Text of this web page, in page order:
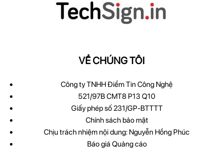
VỀ CHÚNG TÔI
Công ty TNHH Điểm Tin Công Nghệ
521/97B CMT8 P13 Q10
Giấy phép số 231/GP-BTTTT
Chính sách bảo mật
Chịu trách nhiệm nội dung: Nguyễn Hồng Phúc
Báo giá Quảng cáo